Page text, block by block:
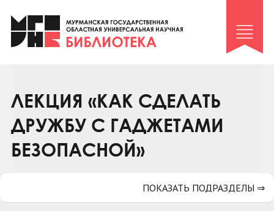
Клуб «Гиря и сельдерей»
Клуб «Семейный архив»
Коллегам
Контакты
ЛЕКЦИЯ «КАК СДЕЛАТЬ
ДРУЖБУ С ГАДЖЕТАМИ
БЕЗОПАСНОЙ»
ПОКАЗАТЬ ПОДРАЗДЕЛЫ ⇒